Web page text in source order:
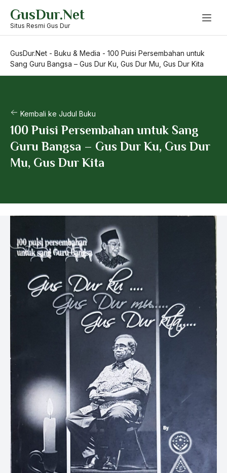
content
GusDur.Net
Situs Resmi Gus Dur
GusDur.Net - Buku & Media - 100 Puisi Persembahan untuk
Sang Guru Bangsa – Gus Dur Ku, Gus Dur Mu, Gus Dur Kita
Kembali ke Judul Buku
100 Puisi Persembahan untuk Sang
Guru Bangsa – Gus Dur Ku, Gus Dur
Mu, Gus Dur Kita